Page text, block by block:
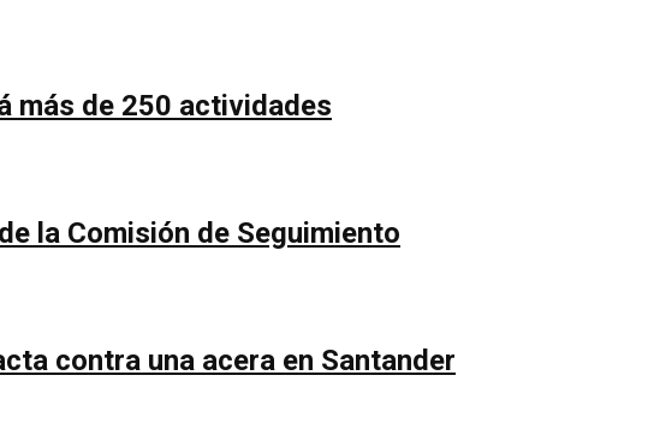
más de 250 actividades
la Comisión de Seguimiento
contra una acera en Santander